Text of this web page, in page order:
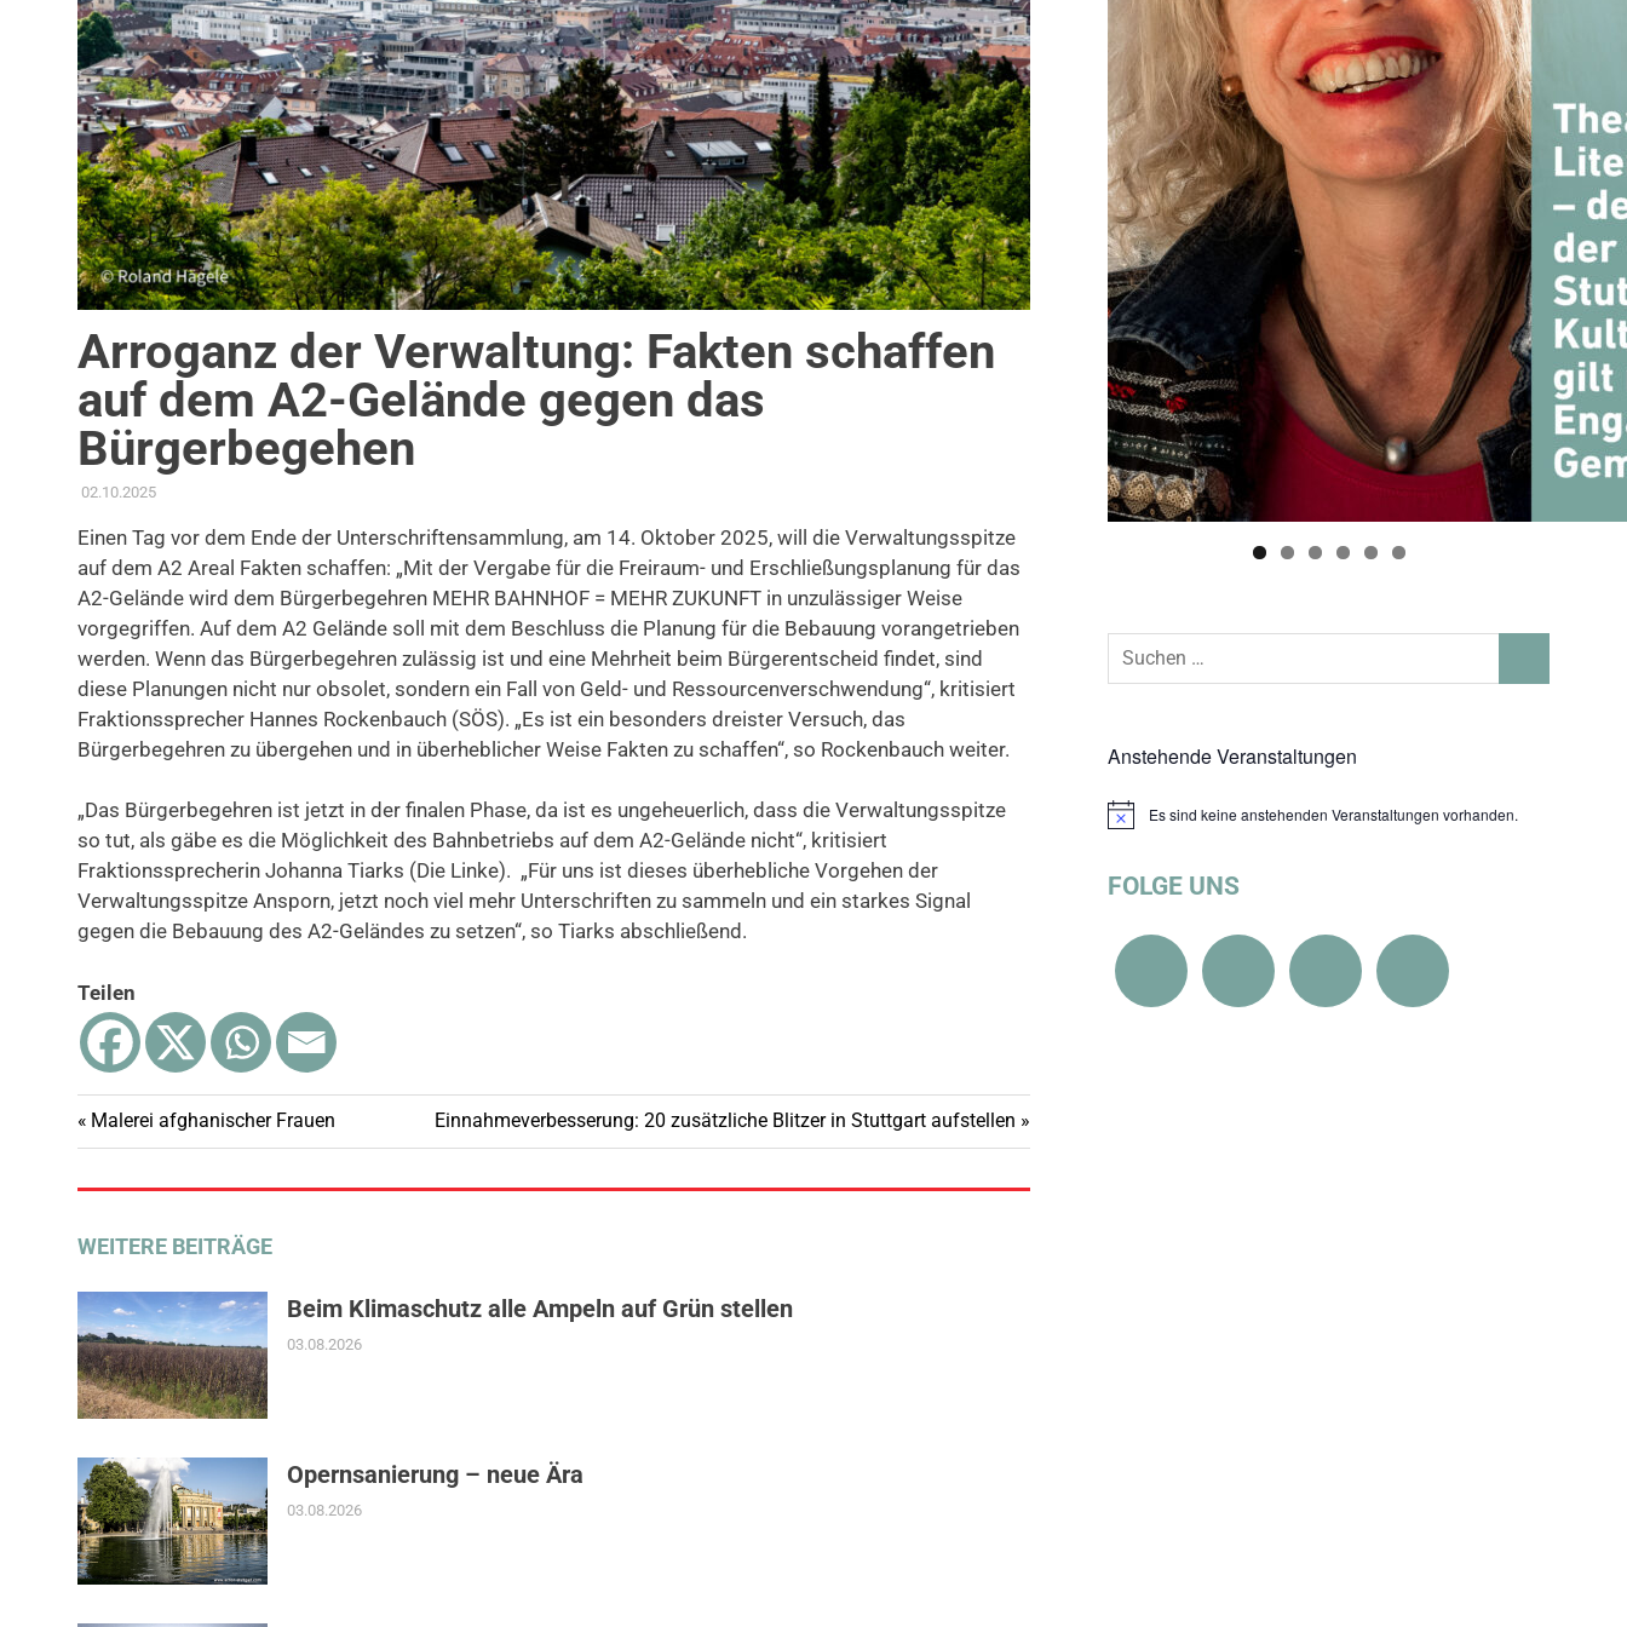
Arroganz der Verwaltung: Fakten schaffen
auf dem A2-Gelände gegen das
Bürgerbegehen
02.10.2025ADMIN
AKTUELLES UMWELT, KLIMA & ENERGIE ,
Einen Tag vor dem Ende der Unterschriftensammlung, am 14. Oktober 2025, will die Verwaltungsspitze
auf dem A2 Areal Fakten schaffen: „Mit der Vergabe für die Freiraum- und Erschließungsplanung für das
A2-Gelände wird dem Bürgerbegehren MEHR BAHNHOF = MEHR ZUKUNFT in unzulässiger Weise
vorgegriffen. Auf dem A2 Gelände soll mit dem Beschluss die Planung für die Bebauung vorangetrieben
werden. Wenn das Bürgerbegehren zulässig ist und eine Mehrheit beim Bürgerentscheid findet, sind
diese Planungen nicht nur obsolet, sondern ein Fall von Geld- und Ressourcenverschwendung“, kritisiert
Fraktionssprecher Hannes Rockenbauch (SÖS). „Es ist ein besonders dreister Versuch, das
Bürgerbegehren zu übergehen und in überheblicher Weise Fakten zu schaffen“, so Rockenbauch weiter.
„Das Bürgerbegehren ist jetzt in der finalen Phase, da ist es ungeheuerlich, dass die Verwaltungsspitze
so tut, als gäbe es die Möglichkeit des Bahnbetriebs auf dem A2-Gelände nicht“, kritisiert
Fraktionssprecherin Johanna Tiarks (Die Linke). „Für uns ist dieses überhebliche Vorgehen der
Verwaltungsspitze Ansporn, jetzt noch viel mehr Unterschriften zu sammeln und ein starkes Signal
gegen die Bebauung des A2-Geländes zu setzen“, so Tiarks abschließend.
Teilen
Beitragsnavigation
Vorheriger
Beitrag:
Malerei afghanischer Frauen
Nächster
Beitrag:
Einnahmeverbesserung: 20 zusätzliche Blitzer in Stuttgart aufstellen
WEITERE BEITRÄGE
Beim Klimaschutz alle Ampeln auf Grün stellen
03.08.2026
Opernsanierung – neue Ära
03.08.2026
Suchen
Anstehende Veranstaltungen
HinweisEs sind keine anstehenden Veranstaltungen vorhanden.
FOLGE UNS